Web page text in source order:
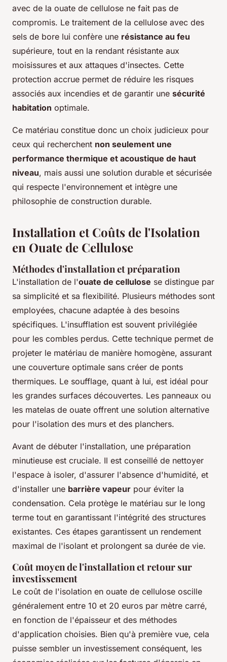
avec de la ouate de cellulose ne fait pas de
compromis. Le traitement de la cellulose avec des
sels de bore lui confère une résistance au feu
supérieure, tout en la rendant résistante aux
moisissures et aux attaques d'insectes. Cette
protection accrue permet de réduire les risques
associés aux incendies et de garantir une sécurité
habitation optimale.
Ce matériau constitue donc un choix judicieux pour
ceux qui recherchent non seulement une
performance thermique et acoustique de haut
niveau, mais aussi une solution durable et sécurisée
qui respecte l'environnement et intègre une
philosophie de construction durable.
Installation et Coûts de l'Isolation
en Ouate de Cellulose
Méthodes d'installation et préparation
L'installation de l'ouate de cellulose se distingue par
sa simplicité et sa flexibilité. Plusieurs méthodes sont
employées, chacune adaptée à des besoins
spécifiques. L'insufflation est souvent privilégiée
pour les combles perdus. Cette technique permet de
projeter le matériau de manière homogène, assurant
une couverture optimale sans créer de ponts
thermiques. Le soufflage, quant à lui, est idéal pour
les grandes surfaces découvertes. Les panneaux ou
les matelas de ouate offrent une solution alternative
pour l'isolation des murs et des planchers.
Avant de débuter l'installation, une préparation
minutieuse est cruciale. Il est conseillé de nettoyer
l'espace à isoler, d'assurer l'absence d'humidité, et
d'installer une barrière vapeur pour éviter la
condensation. Cela protège le matériau sur le long
terme tout en garantissant l'intégrité des structures
existantes. Ces étapes garantissent un rendement
maximal de l'isolant et prolongent sa durée de vie.
Coût moyen de l'installation et retour sur
investissement
Le coût de l'isolation en ouate de cellulose oscille
généralement entre 10 et 20 euros par mètre carré,
en fonction de l'épaisseur et des méthodes
d'application choisies. Bien qu'à première vue, cela
puisse sembler un investissement conséquent, les